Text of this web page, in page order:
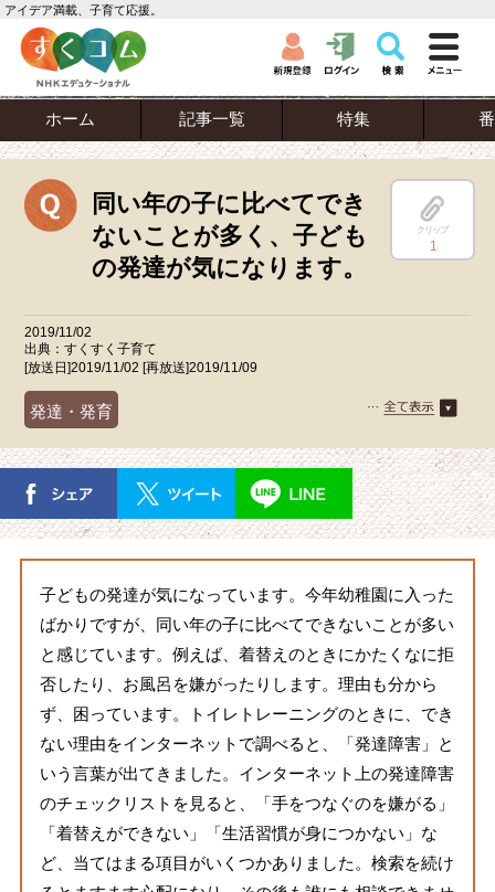
アイデア満載、子育て応援。
ホーム 記事一覧 特集
同い年の子に比べてでき
ないことが多く、子ども
の発達が気になります。
クリップ
1
2019/11/02
出典：すくすく子育て
[放送日]2019/11/02 [再放送]2019/11/09
発達・発育
子どもの発達が気になっています。今年幼稚園に入った
ばかりですが、同い年の子に比べてできないことが多い
と感じています。例えば、着替えのときにかたくなに拒
否したり、お風呂を嫌がったりします。理由も分から
ず、困っています。トイレトレーニングのときに、でき
ない理由をインターネットで調べると、「発達障害」と
いう言葉が出てきました。インターネット上の発達障害
のチェックリストを見ると、「手をつなぐのを嫌がる」
「着替えができない」「生活習慣が身につかない」な
ど、当てはまる項目がいくつかありました。検索を続け